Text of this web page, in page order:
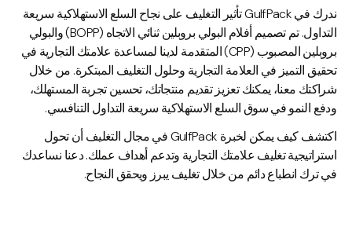
ندرك في GulfPack تأثير التغليف على نجاح السلع الاستهلاكية سريعة
التداول. تم تصميم أفلام البولي بروبلين ثنائي الاتجاه (BOPP) والبولي
بروبلين المصبوب (CPP) المتقدمة لدينا لمساعدة علامتك التجارية في
تحقيق التميز في العلامة التجارية وحلول التغليف المبتكرة. من خلال
شراكتك معنا، يمكنك تعزيز تقديم منتجاتك، تحسين تجربة المستهلك،
ودفع النمو في سوق السلع الاستهلاكية سريعة التداول التنافسي.
اكتشف كيف يمكن لخبرة GulfPack في مجال التغليف أن تحول
استراتيجية تغليف علامتك التجارية وتدعم أهداف عملك. دعنا نساعدك
في ترك انطباع دائم من خلال تغليف يبرز ويحقق النجاح.